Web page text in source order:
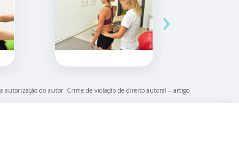
›
autorização do autor. Crime de violação de direito autoral – artigo